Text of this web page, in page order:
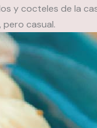
y cocteles de la
casual.